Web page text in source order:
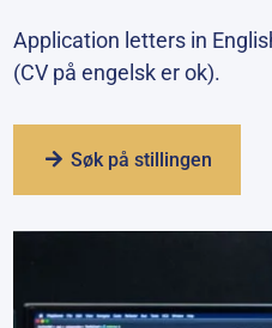
Application letters in
(CV på engelsk er ok).
Søk på stillingen